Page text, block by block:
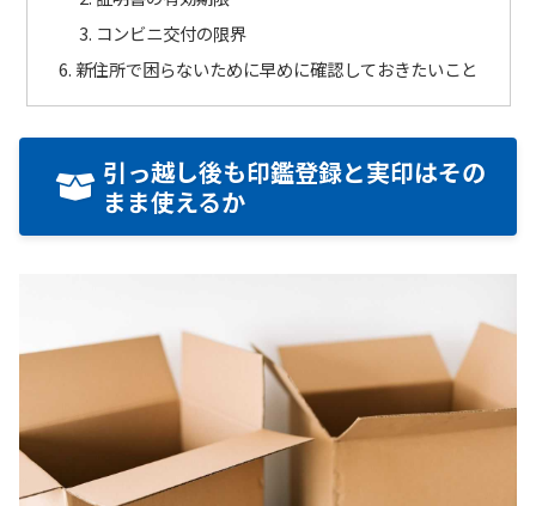
コンビニ交付の限界
新住所で困らないために早めに確認しておきたいこと
引っ越し後も印鑑登録と実印はその
まま使えるか